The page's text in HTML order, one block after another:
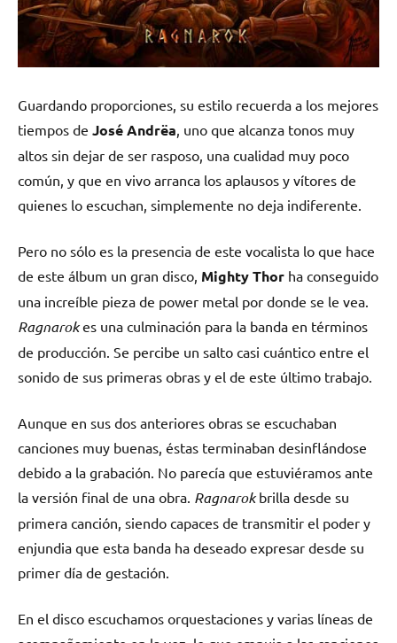
Guardando proporciones, su estilo recuerda a los mejores
tiempos de José Andrëa , uno que alcanza tonos muy
altos sin dejar de ser rasposo, una cualidad muy poco
común, y que en vivo arranca los aplausos y vítores de
quienes lo escuchan, simplemente no deja indiferente.
Pero no sólo es la presencia de este vocalista lo que hace
de este álbum un gran disco, Mighty Thor ha conseguido
una increíble pieza de power metal por donde se le vea.
Ragnarokes una culminación para la banda en términos
de producción. Se percibe un salto casi cuántico entre el
sonido de sus primeras obras y el de este último trabajo.
Aunque en sus dos anteriores obras se escuchaban
canciones muy buenas, éstas terminaban desinflándose
debido a la grabación. No parecía que estuviéramos ante
la versión final de una obra. Ragnarokbrilla desde su
primera canción, siendo capaces de transmitir el poder y
enjundia que esta banda ha deseado expresar desde su
primer día de gestación.
En el disco escuchamos orquestaciones y varias líneas de